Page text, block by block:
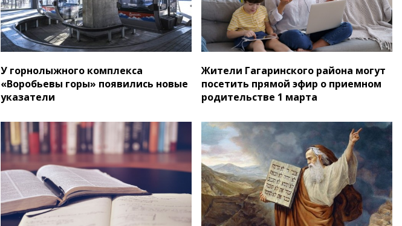
У горнолыжного комплекса
«Воробьевы горы» появились новые
указатели
Жители Гагаринского района могут
посетить прямой эфир о приемном
родительстве 1 марта